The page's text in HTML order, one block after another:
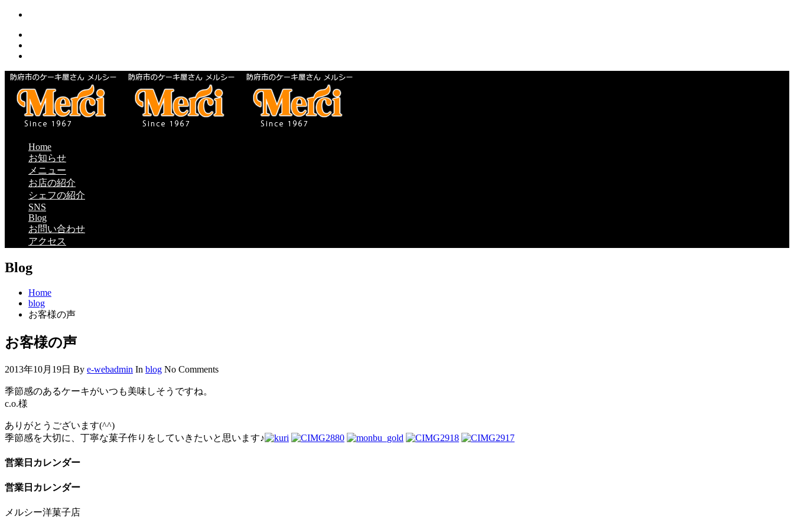
Home
お知らせ
メニュー
お店の紹介
シェフの紹介
SNS
Blog
お問い合わせ
アクセス
Blog
Home
blog
お客様の声
お客様の声
2013年10月19日 By e-webadmin In blog No Comments
季節感のあるケーキがいつも美味しそうですね。
c.o.様
ありがとうございます(^^)
季節感を大切に、丁寧な菓子作りをしていきたいと思います♪
営業日カレンダー
営業日カレンダー
メルシー洋菓子店